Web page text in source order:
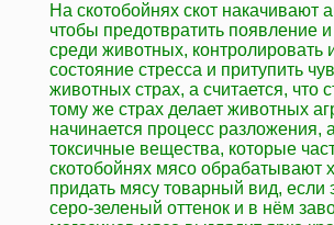
На скотобойнях скот накачивают
чтобы предотвратить появление
среди животных, контролировать
состояние стресса и притупить
животных страх, а считается, что
тому же страх делает животных
начинается процесс разложения,
токсичные вещества, которые
скотобойнях мясо обрабатывают
придать мясу товарный вид, если
серо-зеленый оттенок и в нём